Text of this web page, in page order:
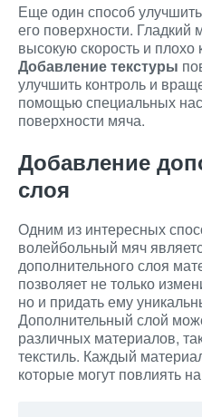
Еще один способ
его поверхности.
высокую скорость и плохо
Добавление текстуры
улучшить контроль и
помощью специальных
поверхности мяча.
Добавление
слоя
Одним из интересных
волейбольный мяч
дополнительного слоя
позволяет не только
но и придать ему
Дополнительный слой
различных материалов,
текстиль. Каждый
которые могут повлиять